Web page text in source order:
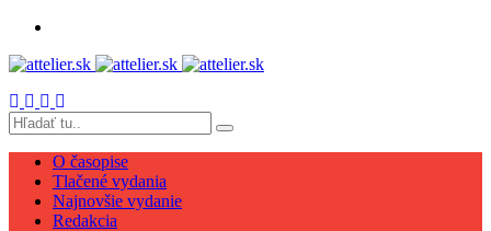
O časopise
Tlačené vydania
Najnovšie vydanie
Redakcia